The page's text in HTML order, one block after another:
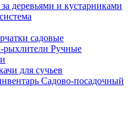
деревьями и кустарниками
садовые
Ручные
для сучьев
Садово-посадочный